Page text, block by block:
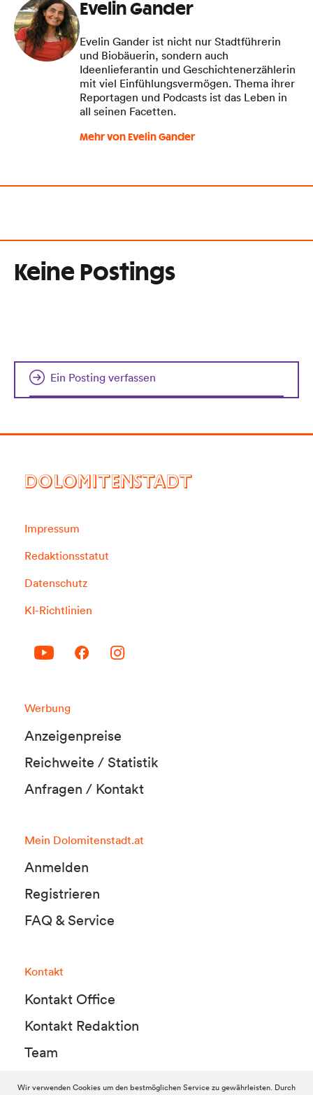
Evelin Gander
Evelin Gander ist nicht nur Stadtführerin
und Biobäuerin, sondern auch
Ideenlieferantin und Geschichtenerzählerin
mit viel Einfühlungsvermögen. Thema ihrer
Reportagen und Podcasts ist das Leben in
all seinen Facetten.
Mehr von Evelin Gander
Keine Postings
Ein Posting verfassen
DOLOMITENSTADT
Impressum
Redaktionsstatut
Datenschutz
KI-Richtlinien
Werbung
Anzeigenpreise
Reichweite / Statistik
Anfragen / Kontakt
Mein Dolomitenstadt.at
Anmelden
Registrieren
FAQ & Service
Kontakt
Kontakt Office
Kontakt Redaktion
Team
Wir verwenden Cookies um den bestmöglichen Service zu gewährleisten. Durch